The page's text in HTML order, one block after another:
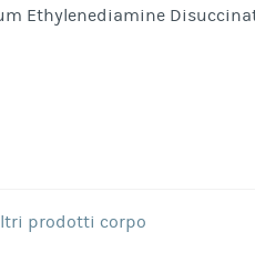
Ethylenediamine
prodotti corpo